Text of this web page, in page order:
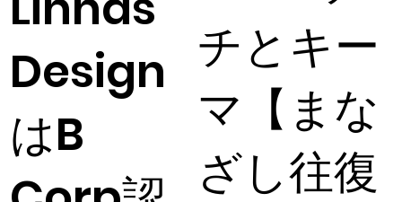
Design
はB
チとキー
マ【まな
ざし往復